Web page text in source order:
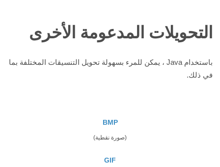
التحويلات المدعومة الأخرى
باستخدام Java ، يمكن للمرء بسهولة تحويل التنسيقات المختلفة بما
في ذلك.
BMP
(صورة نقطية)
GIF